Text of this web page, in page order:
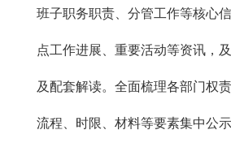
班子职务职责、分管工作等核心
点工作进展、重要活动等资讯，
及配套解读。全面梳理各部门权
流程、时限、材料等要素集中公